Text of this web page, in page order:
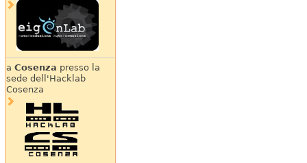
a Cosenza presso la
sede dell'Hacklab
Cosenza